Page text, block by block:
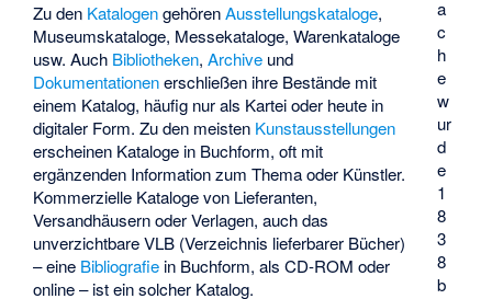
a
c
h
e
w
ur
d
e
1
8
3
8
b
Zu den KatalogengehörenAusstellungskataloge,
Museumskataloge, Messekataloge,Warenkataloge
usw. Auch Bibliotheken,Archive und
Dokumentationenerschließen ihre Bestände mit
einem Katalog, häufig nur als Kartei oder heute in
digitaler Form. Zu den meisten Kunstausstellungen
erscheinen Kataloge in Buchform, oft mit
ergänzenden Information zum Thema oder Künstler.
Kommerzielle Kataloge von Lieferanten,
Versandhäusern oder Verlagen, auch das
unverzichtbare VLB (Verzeichnis lieferbarer Bücher)
– eine Bibliografie in Buchform, als CD-ROM oder
online – ist ein solcher Katalog.